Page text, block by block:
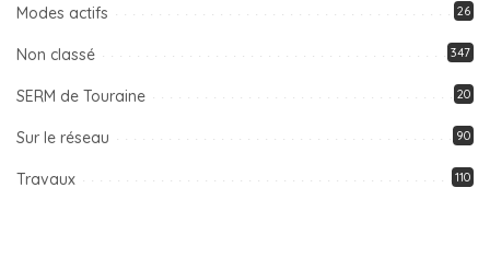
Modes actifs 26
Non classé 347
SERM de Touraine 20
Sur le réseau 90
Travaux 110